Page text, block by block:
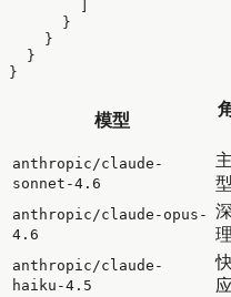
      }
    }
  }
}
模型
anthropic/claude-
sonnet-4.6
型
anthropic/claude-opus-
4.6
理
anthropic/claude-
haiku-4.5